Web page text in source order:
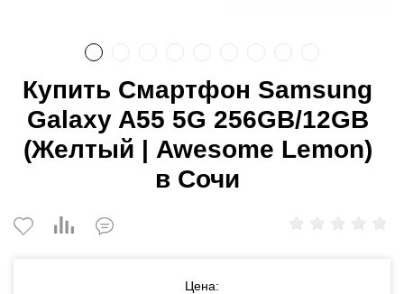
Купить Смартфон Samsung
Galaxy A55 5G 256GB/12GB
(Желтый | Awesome Lemon)
в Сочи
Цена: